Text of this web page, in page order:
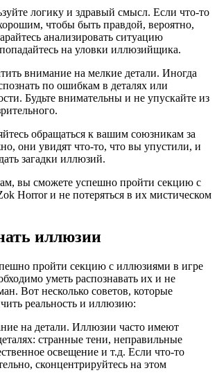
логику и здравый смысл. Если что-то
чтобы быть правдой, вероятно,
анализировать ситуацию
на уловки иллюзийщика.
внимание на мелкие детали. Иногда
по ошибкам в деталях или
Будьте внимательны и не упускайте из
обращаться к вашим союзникам за
они увидят что-то, что вы упустили, и
загадки иллюзий.
вы сможете успешно пройти секцию с
Horror и не потеряться в их мистическом
иллюзии
пройти секцию с иллюзиями в игре
уметь распознавать их и не
Вот несколько советов, которые
реальность и иллюзию:
на детали. Иллюзии часто имеют
странные тени, неправильные
освещение и т.д. Если что-то
сконцентрируйтесь на этом